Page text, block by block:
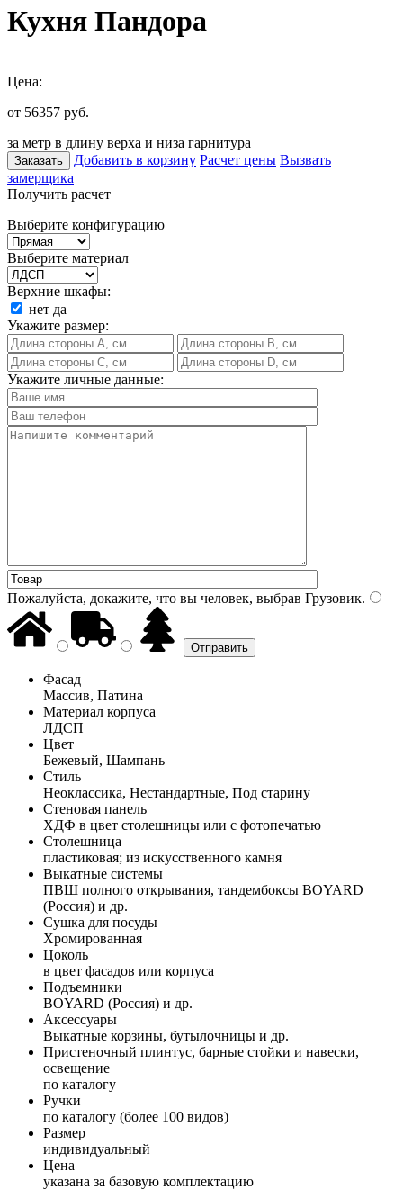
Кухня Пандора
Цена:
от 56357 руб.
за метр в длину верха и низа гарнитура
Заказать Добавить в корзину Расчет цены Вызвать
замерщика
Получить расчет
Выберите конфигурацию
Выберите материал
Верхние шкафы:
нет да
Укажите размер:
Укажите личные данные:
Пожалуйста, докажите, что вы человек, выбрав Грузовик.
Фасад
Массив, Патина
Материал корпуса
ЛДСП
Цвет
Бежевый, Шампань
Стиль
Неоклассика, Нестандартные, Под старину
Стеновая панель
ХДФ в цвет столешницы или с фотопечатью
Столешница
пластиковая; из искусственного камня
Выкатные системы
ПВШ полного открывания, тандембоксы BOYARD
(Россия) и др.
Сушка для посуды
Хромированная
Цоколь
в цвет фасадов или корпуса
Подъемники
BOYARD (Россия) и др.
Аксессуары
Выкатные корзины, бутылочницы и др.
Пристеночный плинтус, барные стойки и навески,
освещение
по каталогу
Ручки
по каталогу (более 100 видов)
Размер
индивидуальный
Цена
указана за базовую комплектацию